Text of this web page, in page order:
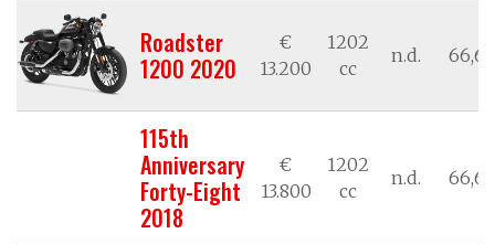
Roadster
1200 2020
€
13.200
1202
cc
n.d.
115th
Anniversary
Forty-Eight
2018
€
13.800
1202
cc
n.d.